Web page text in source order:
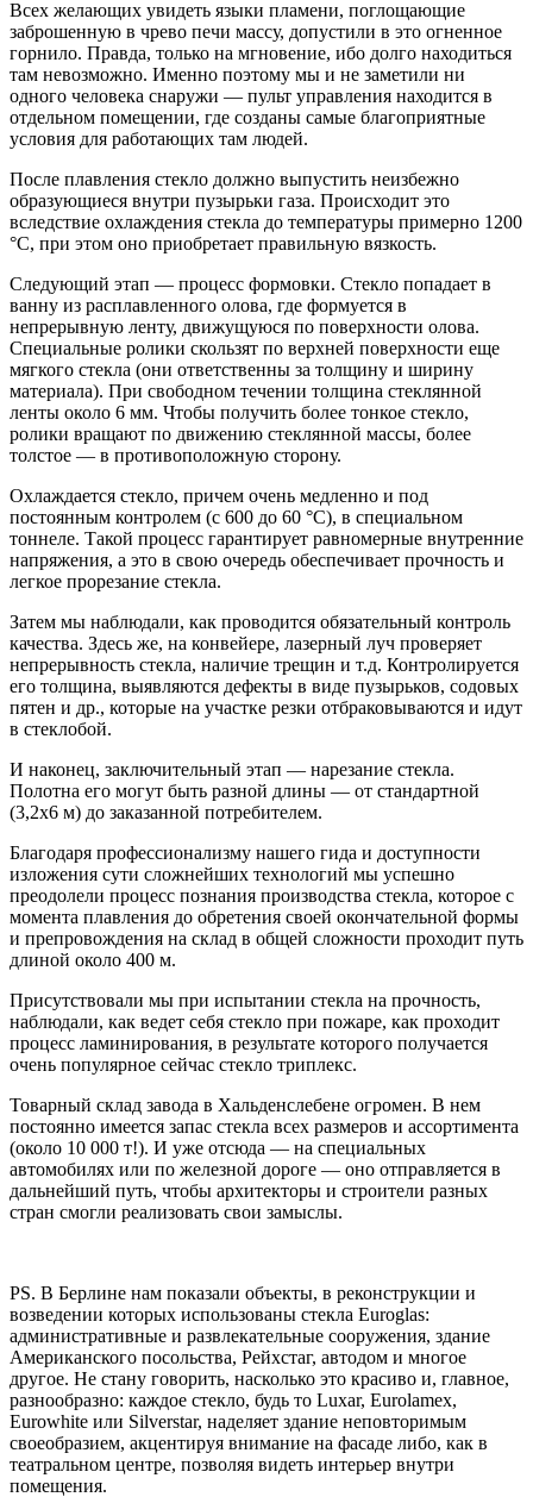
Всех желающих увидеть языки пламени, поглощающие
заброшенную в чрево печи массу, допустили в это огненное
горнило. Правда, только на мгновение, ибо долго находиться
там невозможно. Именно поэтому мы и не заметили ни
одного человека снаружи — пульт управления находится в
отдельном помещении, где созданы самые благоприятные
условия для работающих там людей.
После плавления стекло должно выпустить неизбежно
образующиеся внутри пузырьки газа. Происходит это
вследствие охлаждения стекла до температуры примерно 1200
°С, при этом оно приобретает правильную вязкость.
Следующий этап — процесс формовки. Стекло попадает в
ванну из расплавленного олова, где формуется в
непрерывную ленту, движущуюся по поверхности олова.
Специальные ролики скользят по верхней поверхности еще
мягкого стекла (они ответственны за толщину и ширину
материала). При свободном течении толщина стеклянной
ленты около 6 мм. Чтобы получить более тонкое стекло,
ролики вращают по движению стеклянной массы, более
толстое — в противоположную сторону.
Охлаждается стекло, причем очень медленно и под
постоянным контролем (с 600 до 60 °С), в специальном
тоннеле. Такой процесс гарантирует равномерные внутренние
напряжения, а это в свою очередь обеспечивает прочность и
легкое прорезание стекла.
Затем мы наблюдали, как проводится обязательный контроль
качества. Здесь же, на конвейере, лазерный луч проверяет
непрерывность стекла, наличие трещин и т.д. Контролируется
его толщина, выявляются дефекты в виде пузырьков, содовых
пятен и др., которые на участке резки отбраковываются и идут
в стеклобой.
И наконец, заключительный этап — нарезание стекла.
Полотна его могут быть разной длины — от стандартной
(3,2х6 м) до заказанной потребителем.
Благодаря профессионализму нашего гида и доступности
изложения сути сложнейших технологий мы успешно
преодолели процесс познания производства стекла, которое с
момента плавления до обретения своей окончательной формы
и препровождения на склад в общей сложности проходит путь
длиной около 400 м.
Присутствовали мы при испытании стекла на прочность,
наблюдали, как ведет себя стекло при пожаре, как проходит
процесс ламинирования, в результате которого получается
очень популярное сейчас стекло триплекс.
Товарный склад завода в Хальденслебене огромен. В нем
постоянно имеется запас стекла всех размеров и ассортимента
(около 10 000 т!). И уже отсюда — на специальных
автомобилях или по железной дороге — оно отправляется в
дальнейший путь, чтобы архитекторы и строители разных
стран смогли реализовать свои замыслы.
PS. В Берлине нам показали объекты, в реконструкции и
возведении которых использованы стекла Euroglas:
административные и развлекательные сооружения, здание
Американского посольства, Рейхстаг, автодом и многое
другое. Не стану говорить, насколько это красиво и, главное,
разнообразно: каждое стекло, будь то Luxar, Eurolamex,
Eurowhite или Silverstar, наделяет здание неповторимым
своеобразием, акцентируя внимание на фасаде либо, как в
театральном центре, позволяя видеть интерьер внутри
помещения.